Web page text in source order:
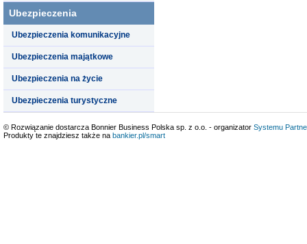
Ubezpieczenia
Ubezpieczenia komunikacyjne
Ubezpieczenia majątkowe
Ubezpieczenia na życie
Ubezpieczenia turystyczne
© Rozwiązanie dostarcza Bonnier Business Polska sp. z o.o. - organizator Systemu
Produkty te znajdziesz także na bankier.pl/smart